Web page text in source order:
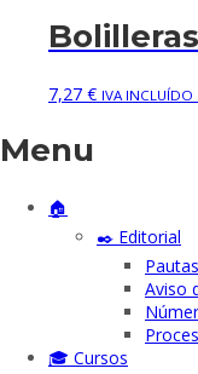
7,27 € IVA INCLUÍDO
Menu
🏠
✒️ Editorial
Aviso
🎓 Cursos